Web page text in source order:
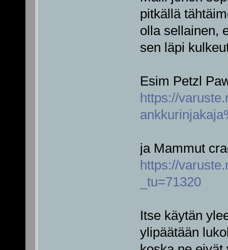
pitkällä
olla sellainen,
sen läpi
Esim Petzl
https://
ja Mammut
https://
_tu=71320
Itse käytän
ylipäätään